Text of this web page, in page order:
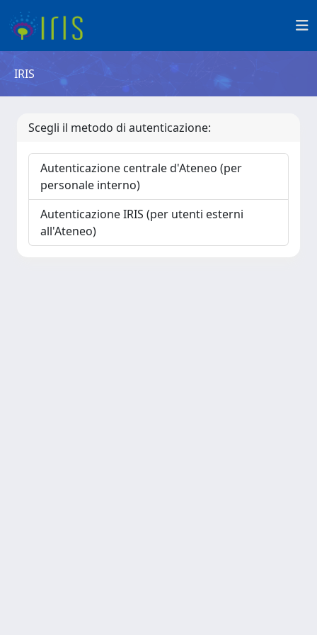
IRIS
Scegli il metodo di autenticazione:
Autenticazione centrale d'Ateneo (per
personale interno)
Autenticazione IRIS (per utenti esterni
all'Ateneo)